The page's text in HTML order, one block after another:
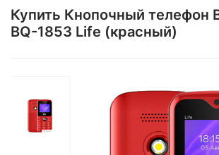
Купить Кнопочный телефон
BQ-1853 Life (красный)